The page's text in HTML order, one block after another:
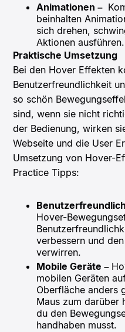
Animationen –
beinhalten
sich drehen,
Aktionen ausführen.
Praktische Umsetzung
Bei den Hover Effekten
Benutzerfreundlichkeit
so schön
sind, wenn sie nicht
der Bedienung, wirken
Webseite und die User
Umsetzung von Hover-
Practice Tipps:
Hover-
verbessern und
verwirren.
Mobile Geräte –
mobilen Geräten
Oberfläche anders
Maus zum darüber
du den
handhaben musst.